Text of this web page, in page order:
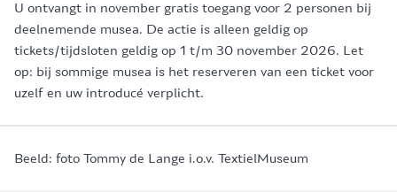
U ontvangt in november gratis toegang voor 2 personen bij
deelnemende musea. De actie is alleen geldig op
tickets/tijdsloten geldig op 1 t/m 30 november 2026. Let
op: bij sommige musea is het reserveren van een ticket voor
uzelf en uw introducé verplicht.
Beeld: foto Tommy de Lange i.o.v. TextielMuseum